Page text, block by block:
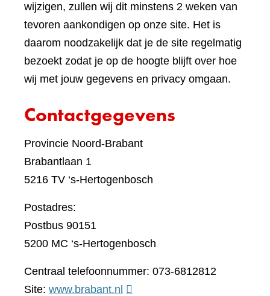
wijzigen, zullen wij dit minstens 2 weken van
tevoren aankondigen op onze site. Het is
daarom noodzakelijk dat je de site regelmatig
bezoekt zodat je op de hoogte blijft over hoe
wij met jouw gegevens en privacy omgaan.
Contactgegevens
Provincie Noord-Brabant
Brabantlaan 1
5216 TV ‘s-Hertogenbosch
Postadres:
Postbus 90151
5200 MC ‘s-Hertogenbosch
Centraal telefoonnummer: 073-6812812
Site: www.brabant.nl (verwijst